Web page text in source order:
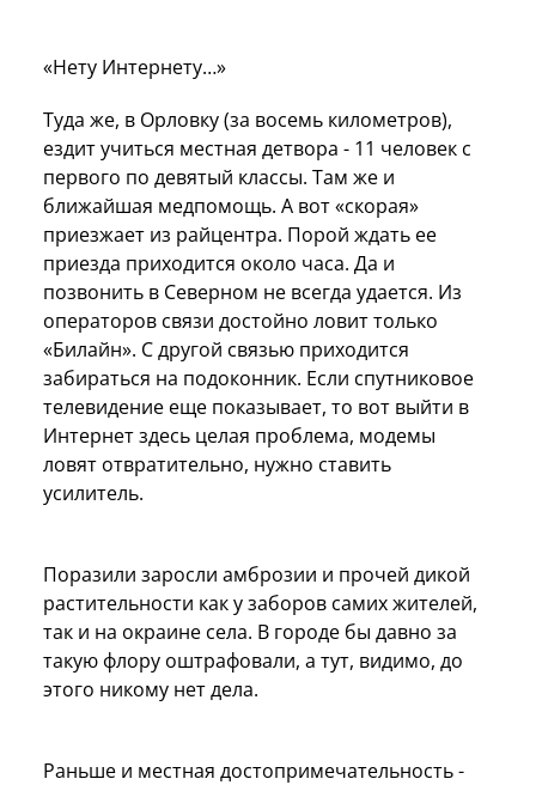
«Нету Интернету…»
Туда же, в Орловку (за восемь километров),
ездит учиться местная детвора - 11 человек с
первого по девятый классы. Там же и
ближайшая медпомощь. А вот «скорая»
приезжает из райцентра. Порой ждать ее
приезда приходится около часа. Да и
позвонить в Северном не всегда удается. Из
операторов связи достойно ловит только
«Билайн». С другой связью приходится
забираться на подоконник. Если спутниковое
телевидение еще показывает, то вот выйти в
Интернет здесь целая проблема, модемы
ловят отвратительно, нужно ставить
усилитель.
Поразили заросли амброзии и прочей дикой
растительности как у заборов самих жителей,
так и на окраине села. В городе бы давно за
такую флору оштрафовали, а тут, видимо, до
этого никому нет дела.
Раньше и местная достопримечательность -